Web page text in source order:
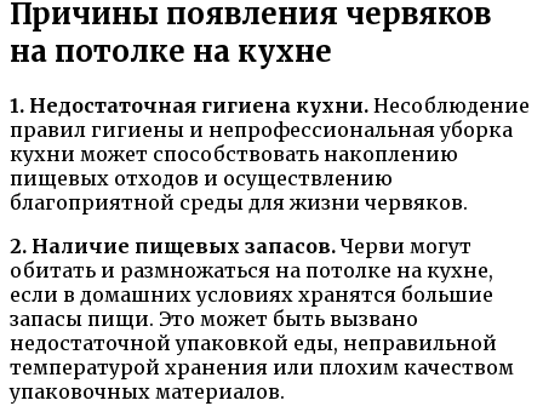
Причины появления червяков
на потолке на кухне
1. Недостаточная гигиена кухни. Несоблюдение
правил гигиены и непрофессиональная уборка
кухни может способствовать накоплению
пищевых отходов и осуществлению
благоприятной среды для жизни червяков.
2. Наличие пищевых запасов. Черви могут
обитать и размножаться на потолке на кухне,
если в домашних условиях хранятся большие
запасы пищи. Это может быть вызвано
недостаточной упаковкой еды, неправильной
температурой хранения или плохим качеством
упаковочных материалов.